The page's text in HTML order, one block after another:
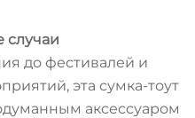
случаи
до фестивалей и
эта сумка-тоут
аксессуаром